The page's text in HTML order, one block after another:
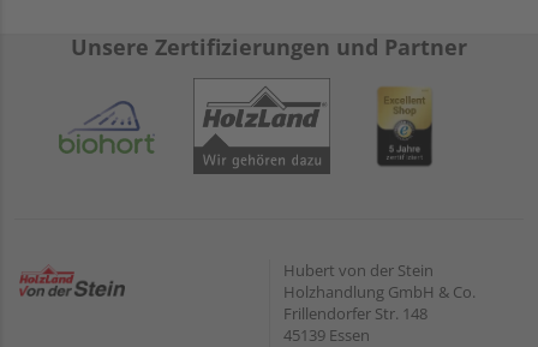
Unsere Zertifizierungen und Partner
Hubert von der Stein
Holzhandlung GmbH & Co.
Frillendorfer Str. 148
45139 Essen